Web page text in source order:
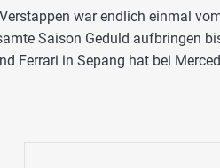
war endlich einmal
Saison Geduld aufbringen
Ferrari in Sepang hat bei